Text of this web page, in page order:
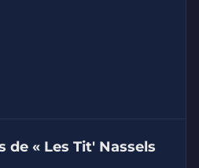
de « Les Tit' Nassels